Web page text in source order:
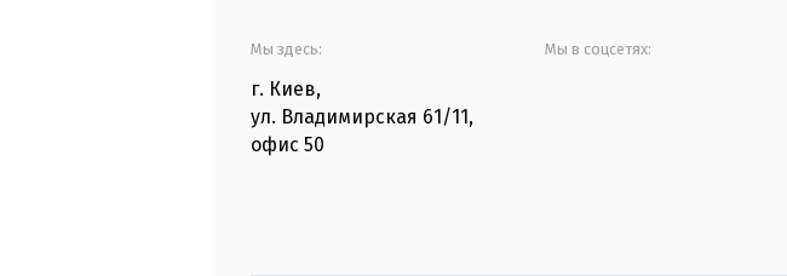
Мы здесь:
г. Киев,
ул. Владимирская 61/11,
офис 50
Мы в соцсетях: